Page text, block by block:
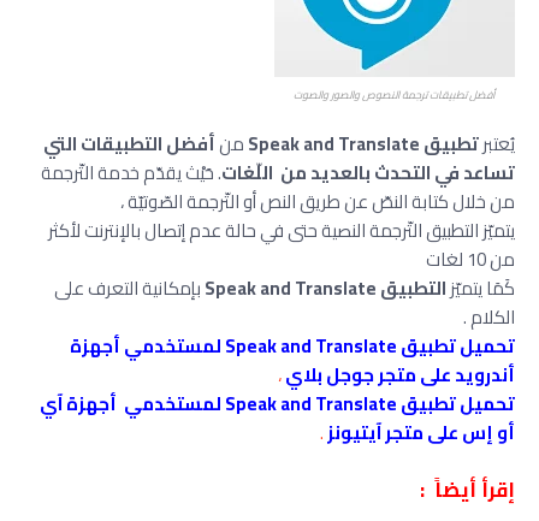
أفضل تطبيقات ترجمة النصوص والصور والصوت
يُعتبرتطبيق Speak and Translate منأفضل التطبيقات التي
تساعد في التحدث بالعديد من اللّغات. حَيْث يقدّم خدمة التّرجمة
من خلال كتابة النصّ عن طريق النص أو التّرجمة الصّوتيّة ،
يتميّز التطبيق التّرجمة النصية حتى في حالة عدم إتصال بالإنترنت لأكثر
من 10 لغات
كَمَا يتميّزالتطبيق Speak and Translate
بإمكانية التعرف على
الكلام .
تحميل تطبيق Speak and Translate لمستخدمي أجهزة
أندرويد على متجر جوجل بلاي،
تحميل تطبيق Speak and Translate لمستخدمي أجهزة آي
أو إس على متجر آيتيونز.
إقرأ أيضاً :